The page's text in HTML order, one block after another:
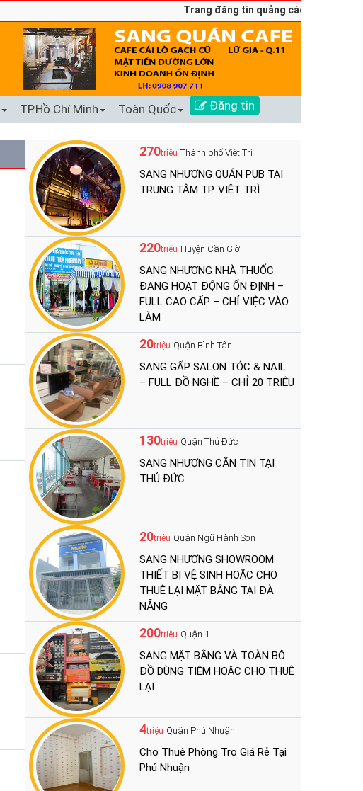
Trang đăng tin quảng cáo sang nhượng
TP.Hồ Chí Minh Toàn Quốc Đăng tin
270triệu Thành phố Việt Trì
SANG NHƯỢNG QUÁN PUB TẠI
TRUNG TÂM TP. VIỆT TRÌ
220triệu Huyện Cần Giờ
SANG NHƯỢNG NHÀ THUỐC
ĐANG HOẠT ĐỘNG ỔN ĐỊNH –
FULL CAO CẤP – CHỈ VIỆC VÀO
LÀM
20triệu Quận Bình Tân
SANG GẤP SALON TÓC & NAIL
– FULL ĐỒ NGHỀ – CHỈ 20 TRIỆU
130triệu Quận Thủ Đức
SANG NHƯỢNG CĂN TIN TẠI
THỦ ĐỨC
20triệu Quận Ngũ Hành Sơn
SANG NHƯỢNG SHOWROOM
THIẾT BỊ VỆ SINH HOẶC CHO
THUÊ LẠI MẶT BẰNG TẠI ĐÀ
NẴNG
200triệu Quận 1
SANG MẶT BẰNG VÀ TOÀN BỘ
ĐỒ DÙNG TIỆM HOẶC CHO THUÊ
LẠI
4triệu Quận Phú Nhuận
Cho Thuê Phòng Trọ Giá Rẻ Tại
Phú Nhuận